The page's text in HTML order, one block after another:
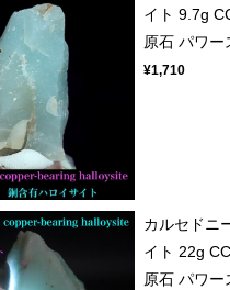
イト 9.7g
原石 パワー
¥1,710
カルセドニ
イト 22g
原石 パワー